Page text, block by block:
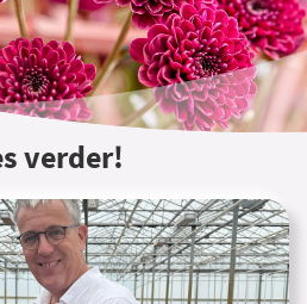
verder!